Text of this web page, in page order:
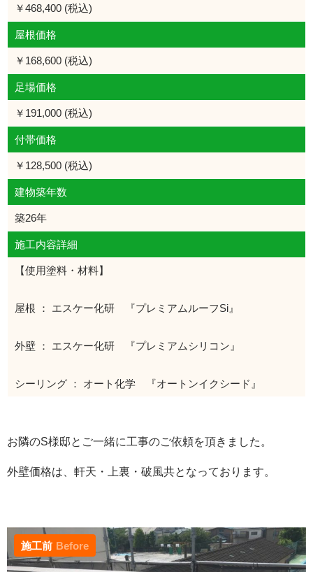
￥468,400 (税込)
屋根価格
￥168,600 (税込)
足場価格
￥191,000 (税込)
付帯価格
￥128,500 (税込)
建物築年数
築26年
施工内容詳細
【使用塗料・材料】
屋根 ： エスケー化研 『プレミアムルーフSi』
外壁 ： エスケー化研 『プレミアムシリコン』
シーリング ： オート化学 『オートンイクシード』
お隣のS様邸とご一緒に工事のご依頼を頂きました。
外壁価格は、軒天・上裏・破風共となっております。
施工前 Before